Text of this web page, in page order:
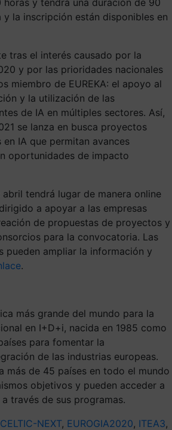
y la inscripción están disponibles en
tras el interés causado por la
y por las prioridades nacionales
miembro de EUREKA: el apoyo al
y la utilización de las
de IA en múltiples sectores. Así,
se lanza en busca proyectos
IA que permitan avances
oportunidades de impacto
tendrá lugar de manera online
a apoyar a las empresas
de propuestas de proyectos y
para la convocatoria. Las
pueden ampliar la información y
.
más grande del mundo para la
en I+D+i, nacida en 1985 como
para fomentar la
de las industrias europeas.
más de 45 países en todo el mundo
objetivos y pueden acceder a
través de sus programas.
CELTIC-NEXT, EUROGIA2020, ITEA3,